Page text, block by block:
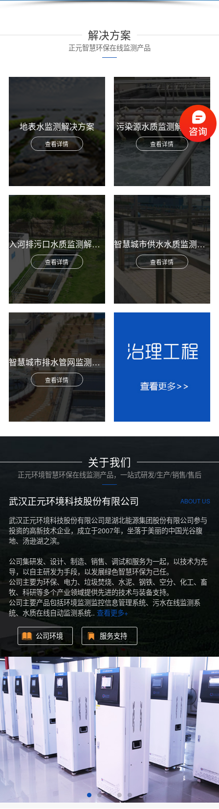
解决方案
正元智慧环保在线监测产品
地表水监测解决方案
查看详情
污染源水质监测解决方案
查看详情
入河排污口水质监测解决方案
查看详情
智慧城市供水水质监测综合解决方案
查看详情
智慧城市排水管网监测综合解决方案
查看详情
关于我们
正元环境智慧环保在线监测产品，一站式研发/生产/销售/售后
武汉正元环境科技股份有限公司 ABOUT US
武汉正元环境科技股份有限公司是湖北能源集团股份有限公司参与
投资的高新技术企业，成立于2007年，坐落于美丽的中国光谷腹
地、汤逊湖之滨。
公司集研发、设计、制造、销售、调试和服务为一起，以技术为先
导，以自主研发为手段，以发展绿色智慧环保为己任。
公司主要为环保、电力、垃圾焚烧、水泥、钢铁、空分、化工、畜
牧、科研等多个产业领域提供先进的技术与装备支持。
公司主要产品包括环境监测监控信息管理系统、污水在线监测系
统、水质在线自动监测系统.. 查看更多+
公司环境 服务支持